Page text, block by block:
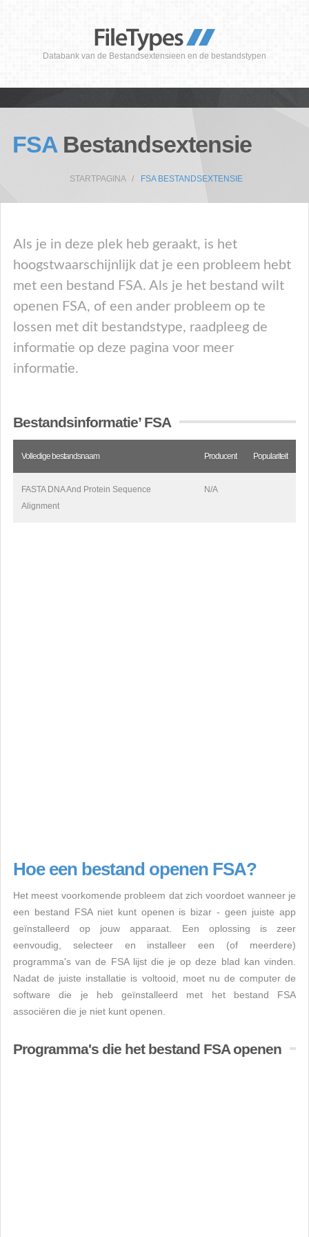
Databank van de Bestandsextensieen en de bestandstypen
FSA Bestandsextensie
STARTPAGINA FSA BESTANDSEXTENSIE
Als je in deze plek heb geraakt, is het
hoogstwaarschijnlijk dat je een probleem hebt
met een bestand FSA. Als je het bestand wilt
openen FSA, of een ander probleem op te
lossen met dit bestandstype, raadpleeg de
informatie op deze pagina voor meer
informatie.
Bestandsinformatie’ FSA
Volledige bestandsnaam Producent Populariteit
FASTA DNA And Protein Sequence
Alignment
N/A
Hoe een bestand openen FSA?
Het meest voorkomende probleem dat zich voordoet wanneer je
een bestand FSA niet kunt openen is bizar - geen juiste app
geïnstalleerd op jouw apparaat. Een oplossing is zeer
eenvoudig, selecteer en installeer een (of meerdere)
programma's van de FSA lijst die je op deze blad kan vinden.
Nadat de juiste installatie is voltooid, moet nu de computer de
software die je heb geïnstalleerd met het bestand FSA
associëren die je niet kunt openen.
Programma's die het bestand FSA openen